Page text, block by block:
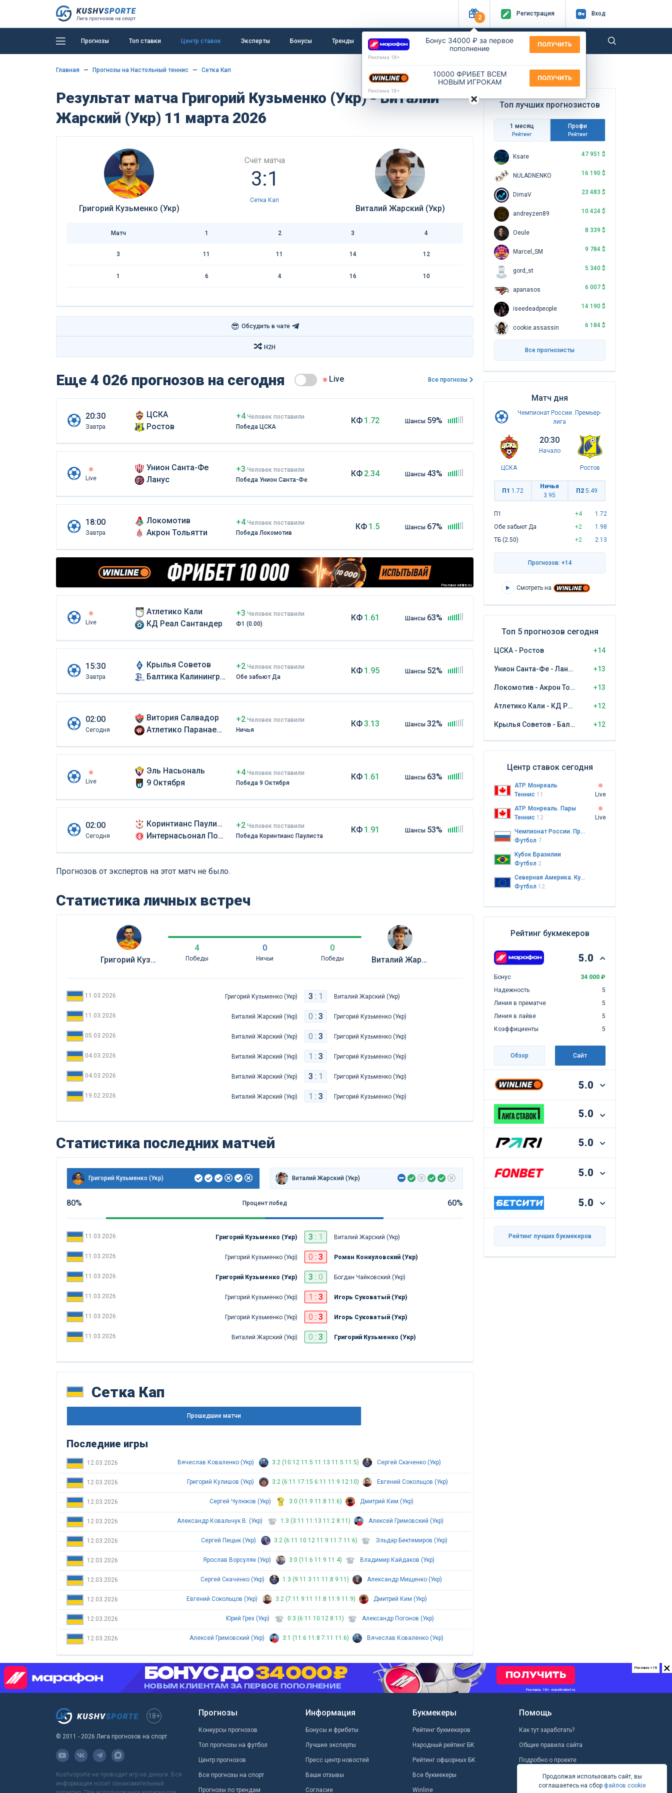
2
Регистрация Вход
Прогнозы Топ ставки Центр ставок Эксперты Бонусы Тренды Букмекеры Пресс-центр Как тут заработать?
Бонус 34000 ₽ за первое
пополнение
ПОЛУЧИТЬ
Реклама 18+
10000 ФРИБЕТ ВСЕМ
НОВЫМ ИГРОКАМ
ПОЛУЧИТЬ
Реклама 18+
×
Главная Прогнозы на Настольный теннис Сетка Кап
Результат матча Григорий Кузьменко (Укр) - Виталий
Жарский (Укр) 11 марта 2026
Григорий Кузьменко (Укр)
Счёт матча
3:1
Сетка Кап
Виталий Жарский (Укр)
Матч 1 2 3 4
3 11 11 14 12
1 6 4 16 10
😎 Обсудить в чате
H2H
Еще 4 026 прогнозов на сегодня Live Все прогнозы
20:30
Завтра
ЦСКА
Ростов
+4 Человек поставили
Победа ЦСКА
КФ 1.72 Шансы 59%
Live
Унион Санта-Фе
Ланус
+3 Человек поставили
Победа Унион Санта-Фе
КФ 2.34 Шансы 43%
18:00
Завтра
Локомотив
Акрон Тольятти
+4 Человек поставили
Победа Локомотив
КФ 1.5 Шансы 67%
Реклама winline.ru
Live
Атлетико Кали
КД Реал Сантандер
+3 Человек поставили
Ф1 (0.00)
КФ 1.61 Шансы 63%
15:30
Завтра
Крылья Советов
Балтика Калининград
+2 Человек поставили
Обе забьют Да
КФ 1.95 Шансы 52%
02:00
Сегодня
Витория Салвадор
Атлетико Паранаенсе
+2 Человек поставили
Ничья
КФ3.13 Шансы 32%
Live
Эль Насьональ
9 Октября
+4 Человек поставили
Победа 9 Октября
КФ 1.61 Шансы 63%
02:00
Сегодня
Коринтианс Паулиста
Интернасьонал Порту-Алегри
+2 Человек поставили
Победа Коринтианс Паулиста
КФ 1.91 Шансы 53%
Прогнозов от экспертов на этот матч не было.
Статистика личных встреч
Григорий Кузьменко (Укр)
4
Победы
0
Ничьи
0
Победы Виталий Жарский (Укр)
11.03.2026 Григорий Кузьменко (Укр) 3 : 1 Виталий Жарский (Укр)
11.03.2026 Виталий Жарский (Укр) 0 : 3 Григорий Кузьменко (Укр)
05.03.2026 Виталий Жарский (Укр) 0 : 3 Григорий Кузьменко (Укр)
04.03.2026 Виталий Жарский (Укр) 1 : 3 Григорий Кузьменко (Укр)
04.03.2026 Виталий Жарский (Укр) 3 : 1 Григорий Кузьменко (Укр)
19.02.2026 Виталий Жарский (Укр) 1 : 3 Григорий Кузьменко (Укр)
Статистика последних матчей
Григорий Кузьменко (Укр) Виталий Жарский (Укр)
80% Процент побед 60%
11.03.2026 Григорий Кузьменко (Укр) 3 : 1 Виталий Жарский (Укр)
11.03.2026 Григорий Кузьменко (Укр) 0 : 3 Роман Конкуловский (Укр)
11.03.2026 Григорий Кузьменко (Укр) 3 : 0 Богдан Чайковский (Укр)
11.03.2026 Григорий Кузьменко (Укр) 1 : 3 Игорь Суковатый (Укр)
11.03.2026 Григорий Кузьменко (Укр) 0 : 3 Игорь Суковатый (Укр)
11.03.2026 Виталий Жарский (Укр) 0 : 3 Григорий Кузьменко (Укр)
Сетка Кап
Прошедшие матчи
Последние игры
12.03.2026 Вячеслав Коваленко (Укр) 3:2 (10:12 11:5 11:13 11:5 11:5) Сергей Скаченко (Укр)
12.03.2026 Григорий Кулишов (Укр) 3:2 (6:11 17:15 6:11 11:9 12:10) Евгений Сокольцов (Укр)
12.03.2026 Сергей Чулюков (Укр) 3:0 (11:9 11:8 11:6) Дмитрий Ким (Укр)
12.03.2026 Александр Ковальчук В. (Укр) 1:3 (3:11 11:13 11:2 8:11) Алексей Гримовский (Укр)
12.03.2026 Сергей Пицык (Укр) 3:2 (6:11 10:12 11:9 11:7 11:6) Эльдар Бектемиров (Укр)
12.03.2026 Ярослав Ворсуляк (Укр) 3:0 (11:6 11:9 11:4) Владимир Кайдаков (Укр)
12.03.2026 Сергей Скаченко (Укр) 1:3 (9:11 3:11 11:8 9:11) Александр Мищенко (Укр)
12.03.2026 Евгений Сокольцов (Укр) 3:2 (7:11 9:11 11:8 11:9 11:9) Дмитрий Ким (Укр)
12.03.2026 Юрий Грех (Укр) 0:3 (6:11 10:12 8:11) Александр Погонов (Укр)
12.03.2026 Алексей Гримовский (Укр) 3:1 (11:6 11:8 7:11 11:6) Вячеслав Коваленко (Укр)
Топ лучших прогнозистов
1 месяц
Рейтинг
Профи
Рейтинг
Ksare 47 951 $
NULADNENKO 16 190 $
DimaV 23 483 $
andreyzen89 10 424 $
Oeule 8 339 $
Marcel_SM 9 784 $
gord_st 5 340 $
apanasos 6 007 $
iseedeadpeople 14 190 $
cookie.assassin 6 184 $
Все прогнозисты
Матч дня
Чемпионат России. Премьер-
лига
ЦСКА
20:30
Начало
Ростов
П1 1.72
Ничья
3.95
П2 5.49
П1 +4
1.72
Обе забьют Да
+2
1.98
ТБ (2.50)
+2 2.13
Прогнозов: +14
Смотреть на
Топ 5 прогнозов сегодня
ЦСКА - Ростов +14
Унион Санта-Фе - Ланус +13
Локомотив - Акрон Тольятти +13
Атлетико Кали - КД Реал Сантандер +12
Крылья Советов - Балтика Калининград +12
Центр ставок сегодня
ATP. Монреаль
Теннис 11
Live
ATP. Монреаль. Пары
Теннис 12
Live
Чемпионат России. Премьер-лига
Футбол 7
Кубок Бразилии
Футбол 2
Северная Америка. Кубок лиг
Футбол 12
Рейтинг букмекеров
5.0
Бонус
34 000 ₽
Надежность
5
Линия в прематче
5
Линия в лайве
5
Коэффициенты
5
Обзор Сайт
5.0
5.0
5.0
5.0
5.0
Рейтинг лучших букмекеров
×
Реклама +18
18+
© 2011 - 2026 Лига прогнозов на спорт
Kushvsporte не проводит игр на деньги. Вся
информация носит ознакомительный
Прогнозы
Конкурсы прогнозов
Топ прогнозы на футбол
Центр прогнозов
Все прогнозы на спорт
Прогнозы по трендам
Информация
Бонусы и фрибеты
Лучшие эксперты
Пресс центр новостей
Ваши отзывы
Согласие
Букмекеры
Рейтинг букмекеров
Народный рейтинг БК
Рейтинг офшорных БК
Все букмекеры
Winline
Помощь
Как тут заработать?
Общие правила сайта
Подробно о проекте
Школа ставокПродолжая использовать сайт, вы
соглашаетесь на сбор файлов cookie